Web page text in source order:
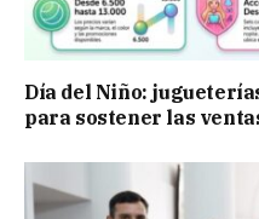
Día del Niño:
para sostener las